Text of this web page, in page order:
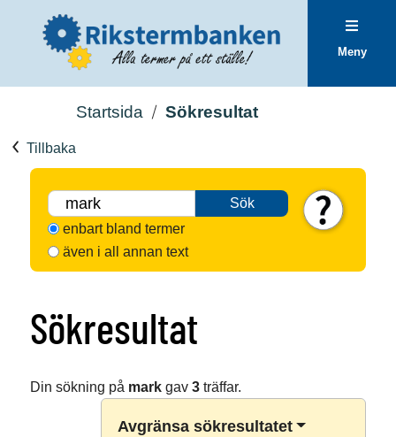
Meny
Startsida Sökresultat
Tillbaka
Sök
enbart bland termer
även i all annan text
Sökresultat
Din sökning på markgav 3träffar.
Avgränsa sökresultatet